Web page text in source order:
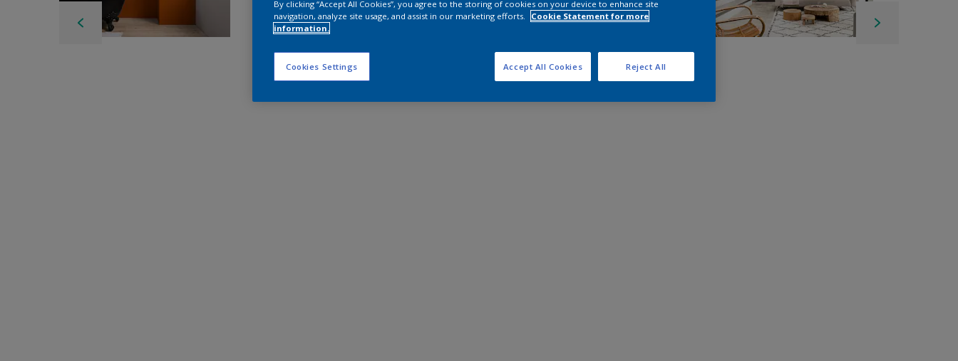
By clicking “Accept All Cookies”, you agree to the storing of cookies on your device to enhance site
navigation, analyze site usage, and assist in our marketing efforts.
Cookie Statement for more
information.
Cookies Settings Reject All
Accept All Cookies